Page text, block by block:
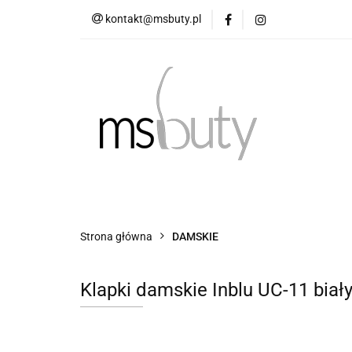
kontakt@msbuty.pl
OBUWIE DAMSKIE
Strona główna DAMSKIE
Klapki damskie Inblu UC-11 biały